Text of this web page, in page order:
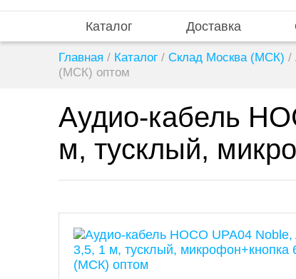
Каталог Доставка
Главная / Каталог / Склад Москва (МСК) /
(МСК) оптом
Аудио-кабель
м, тусклый,